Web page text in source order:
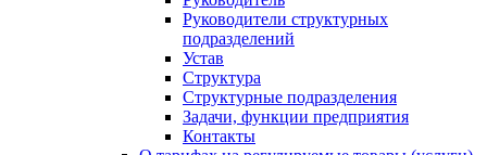
Руководители структурных
подразделений
Устав
Структура
Структурные подразделения
Задачи, функции предприятия
Контакты